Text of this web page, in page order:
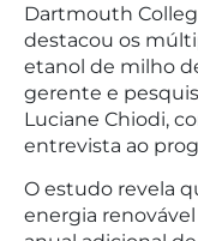
Dartmouth
destacou os
etanol de milho
gerente e
Luciane Chiodi,
entrevista ao
O estudo revela
energia